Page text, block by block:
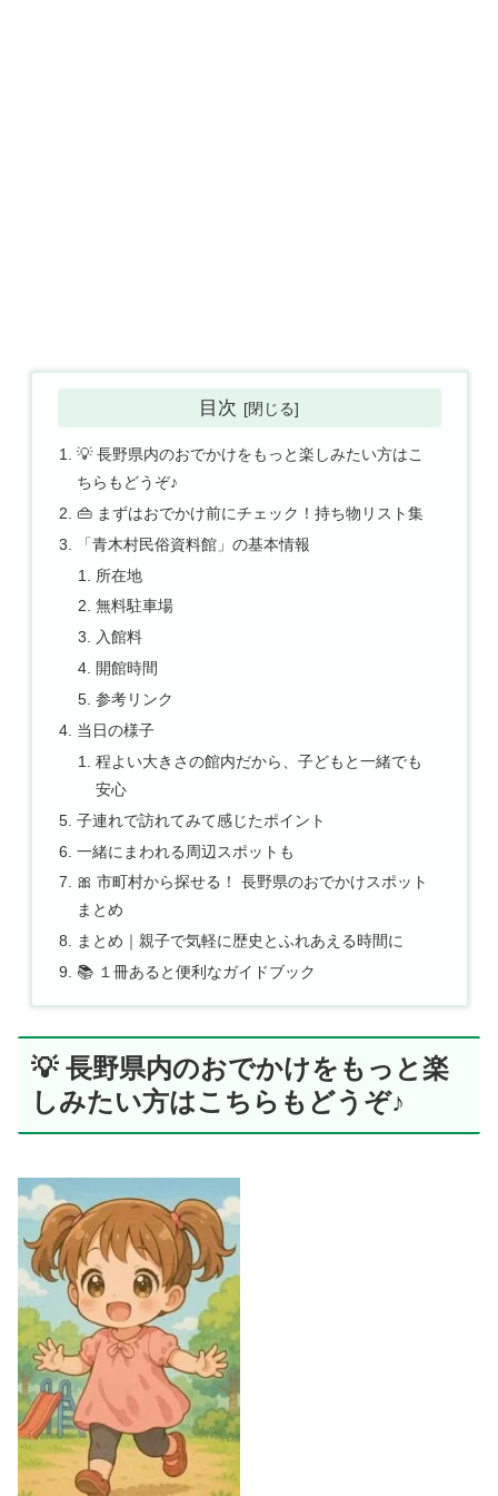
目次
💡 長野県内のおでかけをもっと楽しみたい方はこ
ちらもどうぞ♪
👜 まずはおでかけ前にチェック！持ち物リスト集
「青木村民俗資料館」の基本情報
所在地
無料駐車場
入館料
開館時間
参考リンク
当日の様子
程よい大きさの館内だから、子どもと一緒でも
安心
子連れで訪れてみて感じたポイント
一緒にまわれる周辺スポットも
🎀 市町村から探せる！ 長野県のおでかけスポット
まとめ
まとめ｜親子で気軽に歴史とふれあえる時間に
📚 １冊あると便利なガイドブック
💡 長野県内のおでかけをもっと楽
しみたい方はこちらもどうぞ♪